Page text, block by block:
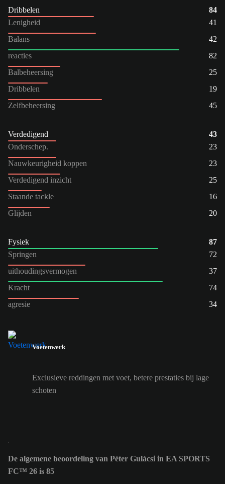
Dribbelen
84
Lenigheid
41
Balans
42
reacties
82
Balbeheersing
25
Dribbelen
19
Zelfbeheersing
45
Verdedigend
43
Onderschep.
23
Nauwkeurigheid koppen
23
Verdedigend inzicht
25
Staande tackle
16
Glijden
20
Fysiek
87
Springen
72
uithoudingsvermogen
37
Kracht
74
agresie
34
Voetenwerk
Exclusieve reddingen met voet, betere prestaties bij lage
schoten
De algemene beoordeling van Péter Gulácsi in EA SPORTS
FC™ 26 is 85